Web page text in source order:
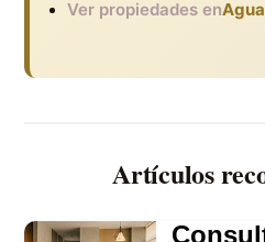
Ver propiedades en
Artículos